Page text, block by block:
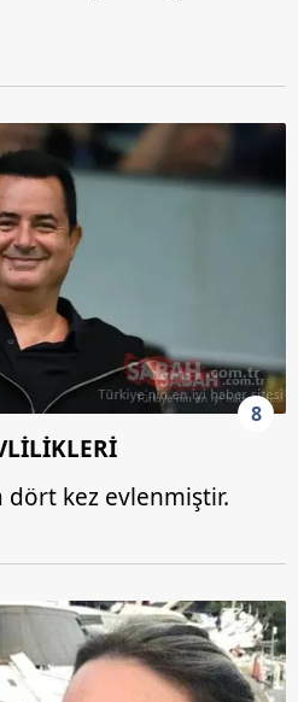
8
dört kez evlenmiştir.